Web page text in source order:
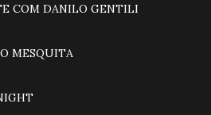
COM DANILO GENTILI
MESQUITA
PODNIGHT